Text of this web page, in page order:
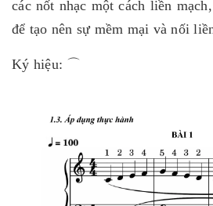
các nốt nhạc một cách liền
để tạo nên sự mềm mại và nối
Ký hiệu: ⌒